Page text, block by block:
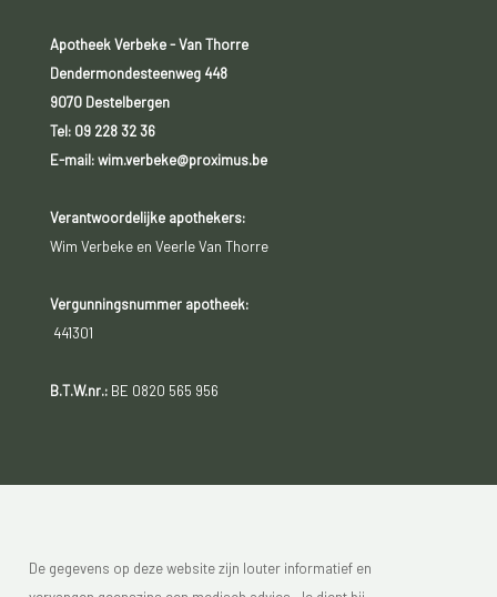
Apotheek Verbeke - Van Thorre
Dendermondesteenweg 448
9070 Destelbergen
Tel: 09 228 32 36
E-mail: wim.verbeke@proximus.be
Verantwoordelijke apothekers:
Wim Verbeke en Veerle Van Thorre
Vergunningsnummer apotheek:
441301
B.T.W.nr.:BE 0820 565 956
De gegevens op deze website zijn louter informatief en